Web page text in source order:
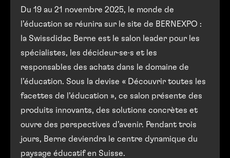
Du 19 au 21 novembre 2025, le monde de
l’éducation se réunira sur le site de BERNEXPO :
la Swissdidac Berne est le salon leader pour les
spécialistes, les décideur·se·s et les
responsables des achats dans le domaine de
l’éducation. Sous la devise « Découvrir toutes les
facettes de l’éducation », ce salon présente des
produits innovants, des solutions concrètes et
ouvre des perspectives d’avenir. Pendant trois
jours, Berne deviendra le centre dynamique du
paysage éducatif en Suisse.